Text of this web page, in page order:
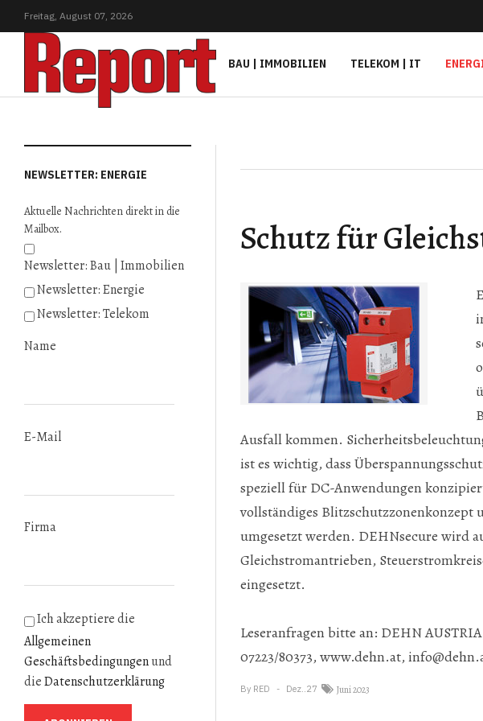
Freitag, August 07, 2026
BAU | IMMOBILIEN TELEKOM | IT
NEWSLETTER: ENERGIE
Aktuelle Nachrichten direkt in die
Mailbox.
Newsletter: Bau | Immobilien
Newsletter: Energie
Newsletter: Telekom
Name
E-Mail
Firma
Ich akzeptiere die
Allgemeinen
Geschäftsbedingungenund
dieDatenschutzerklärung
Schutz für
Ausfall kommen.
ist es wichtig, dass
speziell für DC-Anwendungen
vollständiges Blitzschutzzonenkonzept
umgesetzt werden. DEHNsecure wird
Gleichstromantrieben,
eingesetzt.
Leseranfragen bitte an: DEHN
07223/80373, www.dehn.at,
By RED Dez..27 Juni 2023